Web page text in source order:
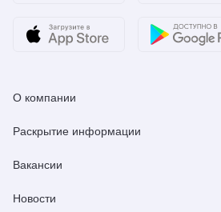
О компании
Раскрытие информации
Вакансии
Новости